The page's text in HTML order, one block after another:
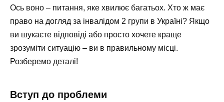
Ось воно – питання, яке хвилює багатьох. Хто ж має
право на догляд за інвалідом 2 групи в Україні? Якщо
ви шукаєте відповіді або просто хочете краще
зрозуміти ситуацію – ви в правильному місці.
Розберемо деталі!
Вступ до проблеми